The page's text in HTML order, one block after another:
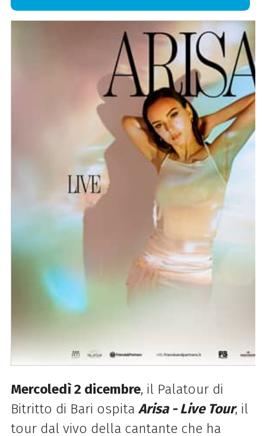
Mercoledì 2 dicembre, il Palatour di
Bitritto di Bari ospita Arisa - Live Tour, il
tour dal vivo della cantante che ha